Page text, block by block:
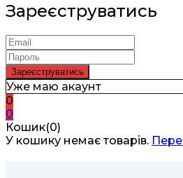
Зареєструватись
Уже маю акаунт
0
0
Кошик(0)
У кошику немає товарів.